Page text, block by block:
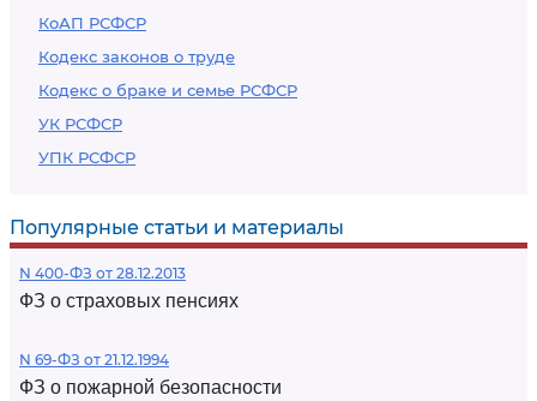
КоАП РСФСР
Кодекс законов о труде
Кодекс о браке и семье РСФСР
УК РСФСР
УПК РСФСР
Популярные статьи и материалы
N 400-ФЗ от 28.12.2013
ФЗ о страховых пенсиях
N 69-ФЗ от 21.12.1994
ФЗ о пожарной безопасности